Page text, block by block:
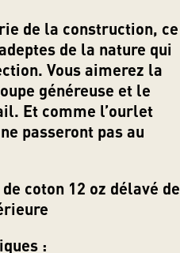
de la construction, ce
de la nature qui
Vous aimerez la
généreuse et le
Et comme l’ourlet
passeront pas au
coton 12 oz délavé de
: